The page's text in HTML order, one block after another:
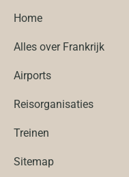
Home
Alles over Frankrijk
Airports
Reisorganisaties
Treinen
Sitemap